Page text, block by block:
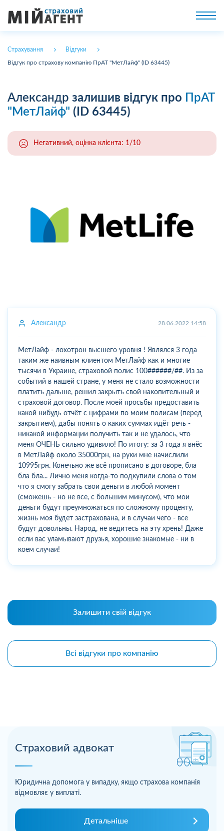
Страхування Відгуки
Відгук про страхову компанію ПрАТ "МетЛайф" (ID 63445)
Страховий адвокат
Юридична допомога у випадку, якщо страхова компанія
відмовляє у виплаті.
Детальніше
Александр залишив відгук про
ПрАТ
"МетЛайф" (ID 63445)
Негативний, оцінка клієнта: 1/10
Александр 28.06.2022 14:58
МетЛайф - лохотрон высшего уровня ! Являлся 3 года
таким же наивным клиентом МетЛайф как и многие
тысячи в Украине, страховой полис 100######/##. Из за
событий в нашей стране, у меня не стало возможности
платить дальше, решил закрыть свой накопительный и
страховой договор. После моей просьбы предоставить
какой нибудь отчёт с цифрами по моим полисам (перед
закрытием), дабы понять о каких суммах идёт речь -
никакой информации получить так и не удалось, что
меня ОЧЕНЬ сильно удивило! По итогу: за 3 года я внёс
в МетЛайф около 35000грн, на руки мне начислили
10995грн. Конечьно же всё прописано в договоре, бла
бла бла... Лично меня когда-то подкупили слова о том
что я смогу забрать свои деньги в любой момент
(сможешь - но не все, с большим минусом), что мои
деньги будут преумножаться по сложному проценту,
жизнь моя будет застрахована, и в случаи чего - все
будут довольны. Народ, не ведитесь на эту хрень! Даже
если вас уламывают друзья, хорошие знакомые - ни в
коем случаи!
Залишити свій відгук
Всі відгуки про компанію